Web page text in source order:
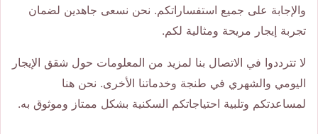
والإجابة على جميع استفساراتكم. نحن نسعى جاهدين لضمان
تجربة إيجار مريحة ومثالية لكم.
لا تترددوا في الاتصال بنا لمزيد من المعلومات حول شقق الإيجار
اليومي والشهري في طنجة وخدماتنا الأخرى. نحن هنا
لمساعدتكم وتلبية احتياجاتكم السكنية بشكل ممتاز وموثوق به.